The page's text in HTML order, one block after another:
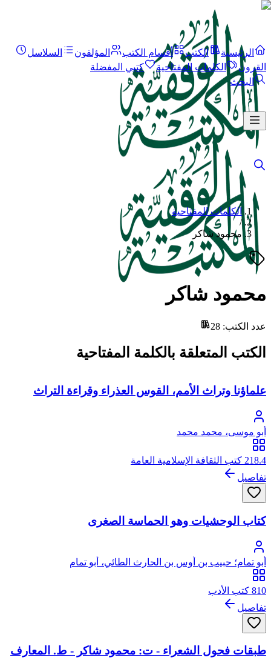
الرئيسية الكتب أقسام الكتب المؤلفون
السلاسل
القرون
الكلمات المفتاحية
كتبي المفضلة
البحث
الكلمات المفتاحية
/
محمود شاكر
محمود شاكر
عدد الكتب:
28
الكتب المتعلقة بالكلمة المفتاحية
علماؤنا وتراث الأمم، القوس العذراء وقراءة التراث
أبو موسى، محمد محمد
218.4 كتب الثقافة الإسلامية العامة
تفاصيل
كتاب الوحشيات وهو الحماسة الصغرى
أبو تمام؛ حبيب بن أوس بن الحارث الطائي، أبو تمام
810 كتب الأدب
تفاصيل
طبقات فحول الشعراء - ت: محمود شاكر - ط. المعارف